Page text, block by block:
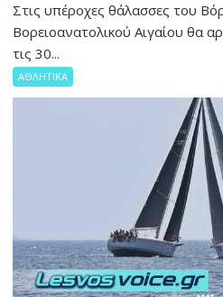
Στις υπέροχες θάλασσες του
Βορειοανατολικού Αιγαίου θα
τις 30...
ΑΘΛΗΤΙΚΑ